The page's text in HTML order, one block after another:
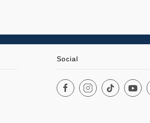
Social